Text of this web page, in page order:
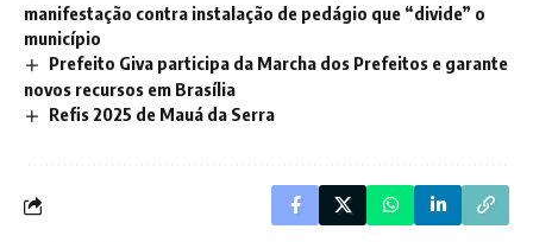
manifestação contra instalação de pedágio que “divide” o
município
Prefeito Giva participa da Marcha dos Prefeitos e garante
novos recursos em Brasília
Refis 2025 de Mauá da Serra